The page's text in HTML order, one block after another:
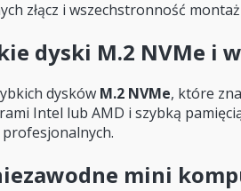
złącz i wszechstronność
dyski M.2 NVMe i
dysków M.2 NVMe, które
Intel lub AMD i szybką
mini